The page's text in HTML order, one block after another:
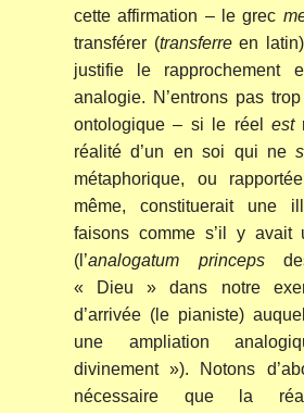
cette affirmation – le grec
transférer (transferreen latin)
justifie le rapprochement
analogie. N’entrons pas
ontologique – si le réel est
réalité d’un en soi qui ne
métaphorique, ou
même, constituerait une
faisons comme s’il y avait
(l’analogatum princeps
« Dieu » dans notre
d’arrivée (le pianiste)
une ampliation
divinement »). Notons
nécessaire que la